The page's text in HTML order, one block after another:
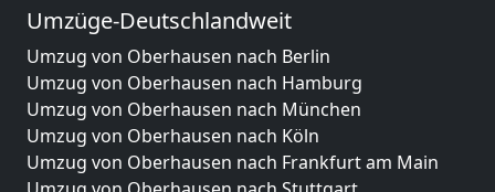
Umzüge-Deutschlandweit
Umzug von Oberhausen nach Berlin
Umzug von Oberhausen nach Hamburg
Umzug von Oberhausen nach München
Umzug von Oberhausen nach Köln
Umzug von Oberhausen nach Frankfurt am Main